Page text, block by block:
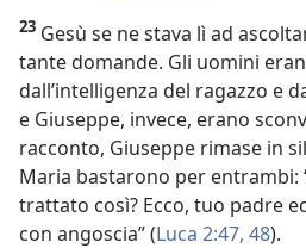
23 Gesù se ne stava lì ad
tante domande. Gli uomini
dall’intelligenza del ragazzo e
e Giuseppe, invece, erano
racconto, Giuseppe rimase in
Maria bastarono per entrambi:
trattato così? Ecco, tuo padre
con angoscia” (Luca 2:47, 48).